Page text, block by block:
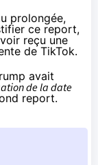
prolongée,
ce report,
reçu une
de TikTok.
avait
de la date
report.